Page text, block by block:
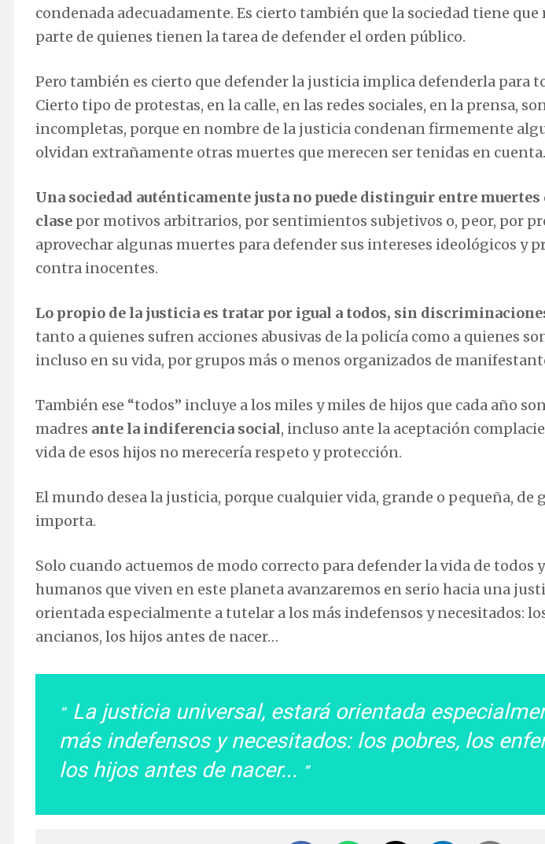
condenada adecuadamente. Es cierto también que la sociedad tiene que
parte de quienes tienen la tarea de defender el orden público.
Pero también es cierto que defender la justicia implica defenderla para
Cierto tipo de protestas, en la calle, en las redes sociales, en la prensa,
incompletas, porque en nombre de la justicia condenan firmemente
olvidan extrañamente otras muertes que merecen ser tenidas en cuenta.
Una sociedad auténticamente justa no puede distinguir entre muertes
clase por motivos arbitrarios, por sentimientos subjetivos o, peor, por
aprovechar algunas muertes para defender sus intereses ideológicos y
contra inocentes.
Lo propio de la justicia es tratar por igual a todos, sin
tanto a quienes sufren acciones abusivas de la policía como a quienes
incluso en su vida, por grupos más o menos organizados de
También ese “todos” incluye a los miles y miles de hijos que cada año
madres ante la indiferencia social, incluso ante la aceptación
vida de esos hijos no merecería respeto y protección.
El mundo desea la justicia, porque cualquier vida, grande o pequeña, de
importa.
Solo cuando actuemos de modo correcto para defender la vida de todos
humanos que viven en este planeta avanzaremos en serio hacia una
orientada especialmente a tutelar a los más indefensos y necesitados:
ancianos, los hijos antes de nacer…
La justicia universal, estará orientada
más indefensos y necesitados: los pobres, los
los hijos antes de nacer...